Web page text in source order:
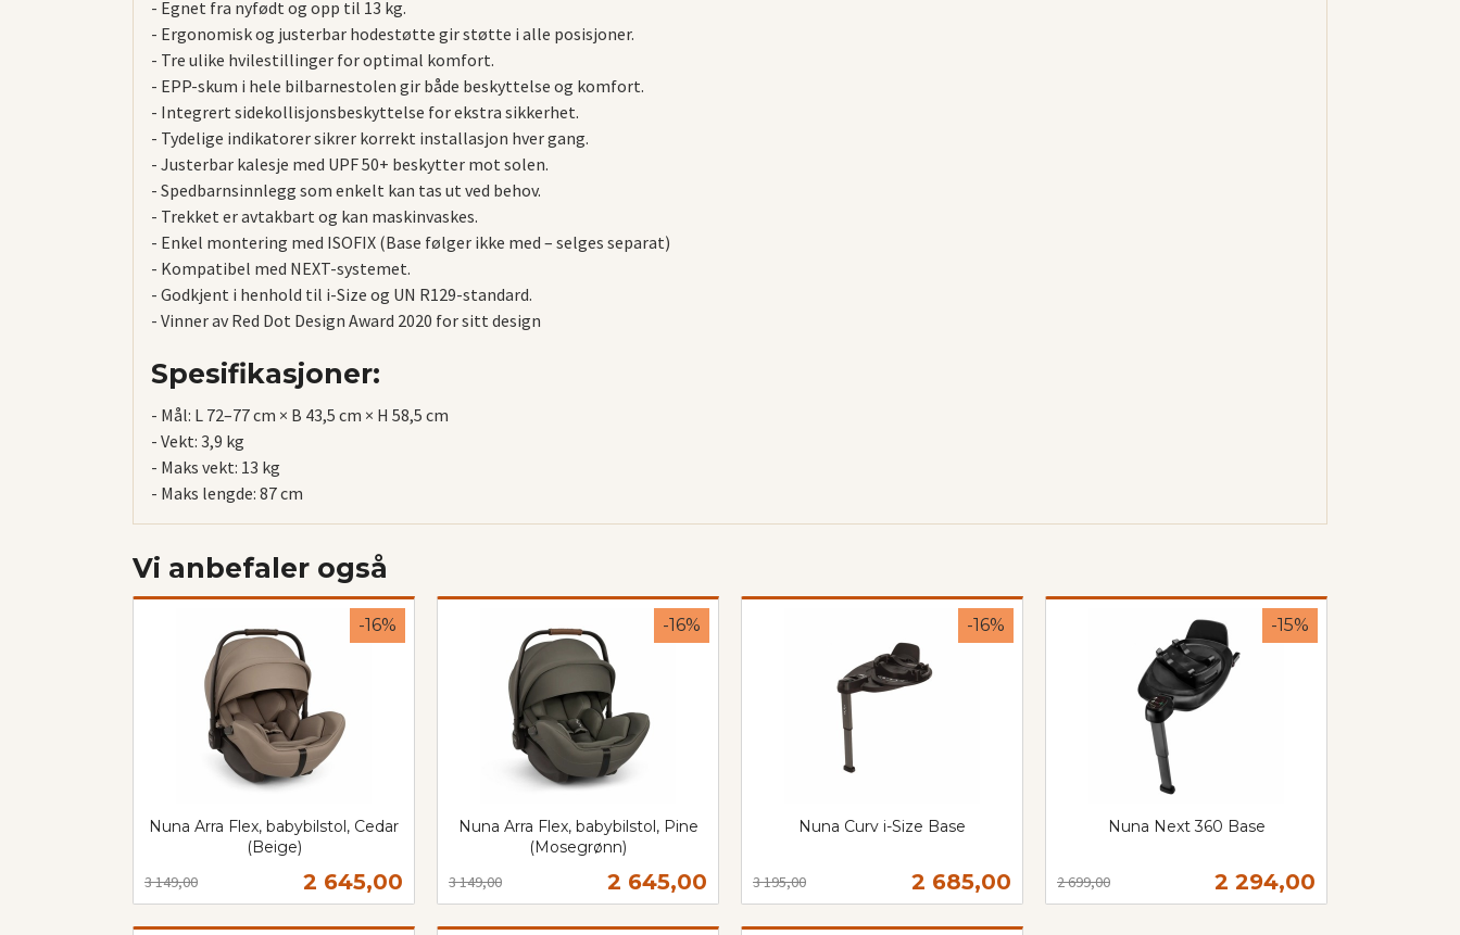
- Egnet fra nyfødt og opp til 13 kg.
- Ergonomisk og justerbar hodestøtte gir støtte i alle posisjoner.
- Tre ulike hvilestillinger for optimal komfort.
- EPP-skum i hele bilbarnestolen gir både beskyttelse og komfort.
- Integrert sidekollisjonsbeskyttelse for ekstra sikkerhet.
- Tydelige indikatorer sikrer korrekt installasjon hver gang.
- Justerbar kalesje med UPF 50+ beskytter mot solen.
- Spedbarnsinnlegg som enkelt kan tas ut ved behov.
- Trekket er avtakbart og kan maskinvaskes.
- Enkel montering med ISOFIX (Base følger ikke med – selges separat)
- Kompatibel med NEXT-systemet.
- Godkjent i henhold til i-Size og UN R129-standard.
- Vinner av Red Dot Design Award 2020 for sitt design
Spesifikasjoner:
- Mål: L 72–77 cm × B 43,5 cm × H 58,5 cm
- Vekt: 3,9 kg
- Maks vekt: 13 kg
- Maks lengde: 87 cm
Vi anbefaler også
Nuna Arra Flex, babybilstol, Cedar
(Beige)
Tilbud
2 645,00
3 149,00
-16%
mva.
Nuna Arra Flex, babybilstol, Pine
(Mosegrønn)
Tilbud
2 645,00
3 149,00
-16%
mva.
Nuna Curv i-Size Base
Tilbud
2 685,00
3 195,00
-16%
Nuna Next 360 Base
Tilbud
2 294,00
2 699,00
-15%